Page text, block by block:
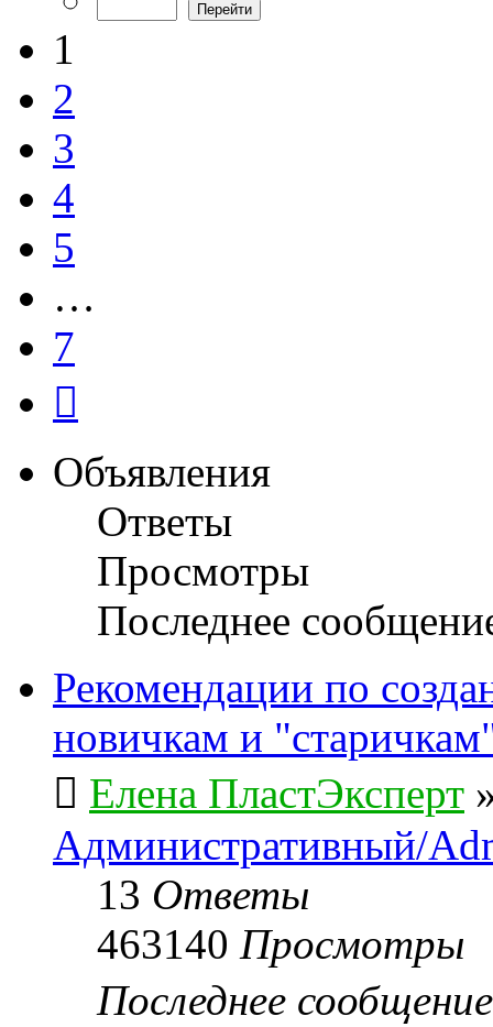
1
2
3
4
5
…
7
Объявления
Ответы
Просмотры
Последнее
Рекомендации по
новичкам и
Елена ПластЭксперт
Административный/
13 Ответы
463140 Просмотры
Последнее